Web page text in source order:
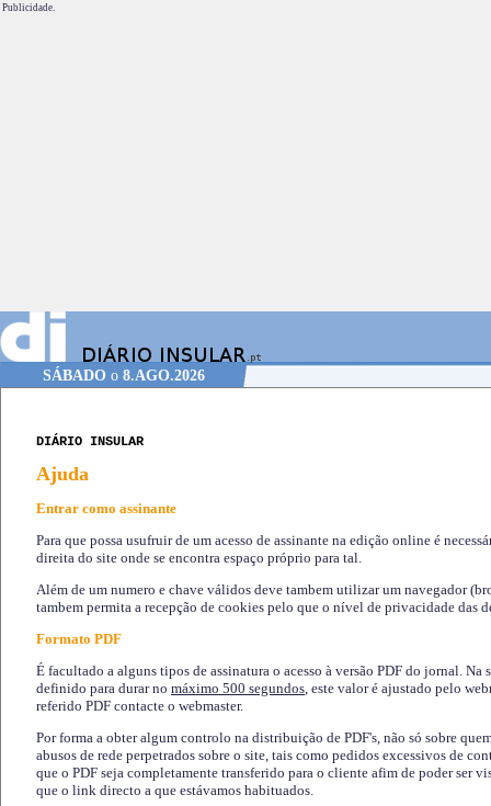
Publicidade.
SÁBADOo 8.AGO.2026
DIÁRIO INSULAR
Ajuda
Entrar como assinante
Para que possa usufruir de um acesso de assinante na edição online é
direita do site onde se encontra espaço próprio para tal.
Além de um numero e chave válidos deve tambem utilizar um navegador
tambem permita a recepção de cookies pelo que o nível de privacidade das
Formato PDF
É facultado a alguns tipos de assinatura o acesso à versão PDF do jornal. Na
definido para durar no máximo 500 segundos, este valor é ajustado pelo
referido PDF contacte o webmaster.
Por forma a obter algum controlo na distribuição de PDF's, não só sobre
abusos de rede perpetrados sobre o site, tais como pedidos excessivos de
que o PDF seja completamente transferido para o cliente afim de poder ser
que o link directo a que estávamos habituados.